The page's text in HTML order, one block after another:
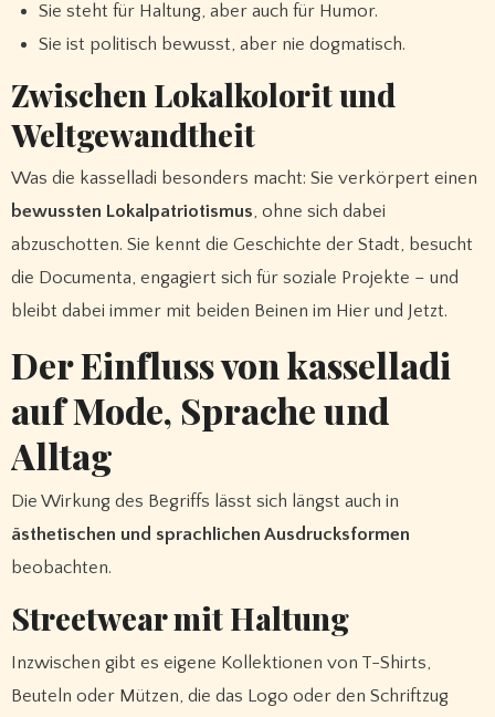
Sie steht für Haltung, aber auch für Humor.
Sie ist politisch bewusst, aber nie dogmatisch.
Zwischen Lokalkolorit und
Weltgewandtheit
Was die kasselladi besonders macht: Sie verkörpert einen
bewussten Lokalpatriotismus, ohne sich dabei
abzuschotten. Sie kennt die Geschichte der Stadt, besucht
die Documenta, engagiert sich für soziale Projekte – und
bleibt dabei immer mit beiden Beinen im Hier und Jetzt.
Der Einfluss von kasselladi
auf Mode, Sprache und
Alltag
Die Wirkung des Begriffs lässt sich längst auch in
ästhetischen und sprachlichen Ausdrucksformen
beobachten.
Streetwear mit Haltung
Inzwischen gibt es eigene Kollektionen von T-Shirts,
Beuteln oder Mützen, die das Logo oder den Schriftzug